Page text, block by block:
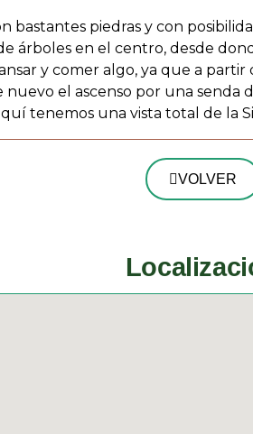
bastantes piedras y con
árboles en el centro, desde
y comer algo, ya que a
el ascenso por una senda
tenemos una vista total de la
VOLVER